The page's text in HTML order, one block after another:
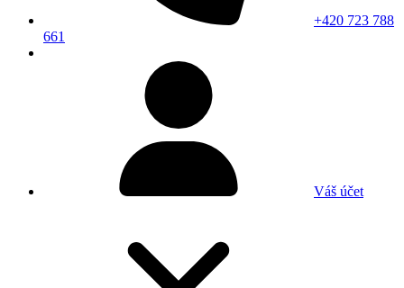
+420 723 788
661
Váš účet